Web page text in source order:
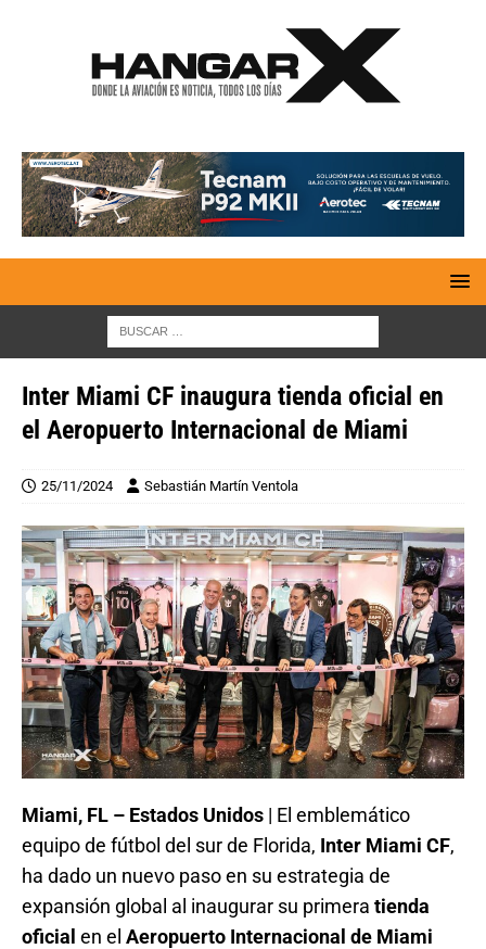
Inter Miami CF inaugura tienda oficial en
el Aeropuerto Internacional de Miami
25/11/2024 Sebastián Martín Ventola
Miami, FL – Estados Unidos | El emblemático
equipo de fútbol del sur de Florida, Inter Miami CF,
ha dado un nuevo paso en su estrategia de
expansión global al inaugurar su primera tienda
oficial en el Aeropuerto Internacional de Miami